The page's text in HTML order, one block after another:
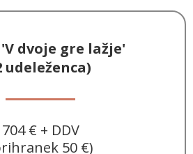
dvoje gre lažje'
udeleženca)
704 € + DDV
50 €)